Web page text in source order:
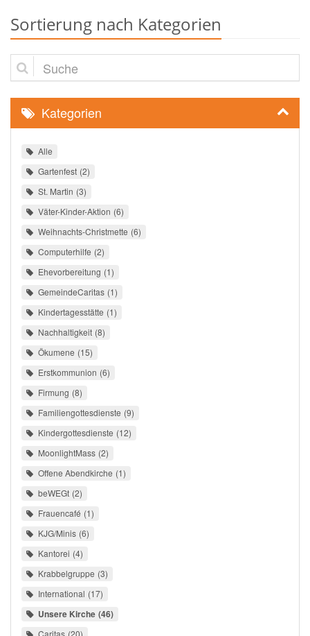
Sortierung nach Kategorien
Suche
Kategorien
Alle
Gartenfest 2
St. Martin 3
Väter-Kinder-Aktion 6
Weihnachts-Christmette 6
Computerhilfe 2
Ehevorbereitung 1
GemeindeCaritas 1
Kindertagesstätte 1
Nachhaltigkeit 8
Ökumene 15
Erstkommunion 6
Firmung 8
Familiengottesdienste 9
Kindergottesdienste 12
MoonlightMass 2
Offene Abendkirche 1
beWEGt 2
Frauencafé 1
KJG/Minis 6
Kantorei 4
Krabbelgruppe 3
International 17
Unsere Kirche 46
Caritas 20